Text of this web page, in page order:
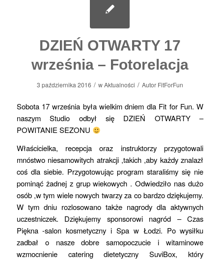
DZIEŃ OTWARTY 17
września – Fotorelacja
3 października 2016 / wAktualności / Autor FitForFun
Sobota 17 września była wielkim dniem dla Fit for Fun. W
naszym Studio odbył się DZIEŃ OTWARTY –
POWITANIE SEZONU
Właścicielka, recepcja oraz instruktorzy przygotowali
mnóstwo niesamowitych atrakcji ,takich ,aby każdy znalazł
coś dla siebie. Przygotowując program staraliśmy się nie
pominąć żadnej z grup wiekowych . Odwiedziło nas dużo
osób ,w tym wiele nowych twarzy za co bardzo dziękujemy.
W tym dniu rozlosowano także nagrody dla aktywnych
uczestniczek. Dziękujemy sponsorowi nagród – Czas
Piękna -salon kosmetyczny i Spa w Łodzi. Po wysiłku
zadbał o nasze dobre samopoczucie i witaminowe
wzmocnienie catering dietetyczny SuviBox, który